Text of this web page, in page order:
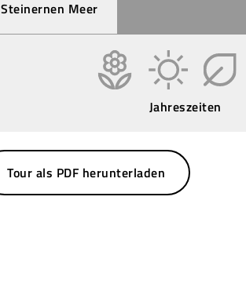
Steinernen Meer
Jahreszeiten
Tour als PDF herunterladen